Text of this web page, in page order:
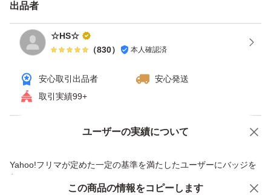
出品者
☆HS☆
（830） 本人確認済
安心取引出品者
安心発送
取引実績99+
ユーザーの実績について
Yahoo!フリマが定めた一定の基準を満たしたユーザーにバッジを
付与しています
価格の相談 商品への質問
この商品の情報をコピーします
この商品をみている人にオススメ